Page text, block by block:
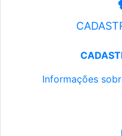
Informações